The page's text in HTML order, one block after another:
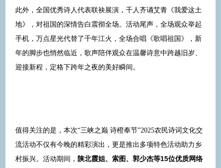
此外，全国优秀诗人代表联袂展演，千人齐诵艾青《我爱这土
地》，对祖国的深情告白震彻全场。活动尾声，全场观众举起
手机，万点星光代替了千年江火，全场合唱《歌唱祖国》，新
年的脚步也悄然临近，歌声陪伴观众在温馨诗意中跨越旧岁、
迎接新程，定格下跨年之夜的美好瞬间。
值得关注的是，本次“三峡之巅 诗橙奉节”2025农民诗词文化交
流活动不仅有今晚的精彩演出，更是推出多项特色活动助力乡
村振兴。活动期间， 陕北霞姐、索图、郭少杰等15位优质网络